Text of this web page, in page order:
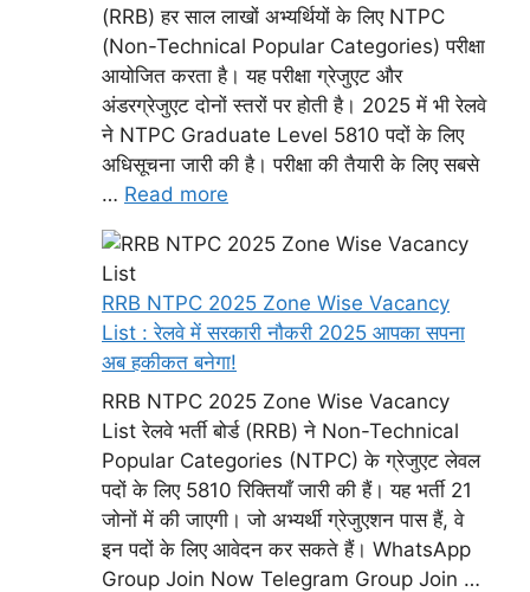
(RRB) हर साल लाखों अभ्यर्थियों के लिए NTPC
(Non-Technical Popular Categories) परीक्षा
आयोजित करता है। यह परीक्षा ग्रेजुएट और
अंडरग्रेजुएट दोनों स्तरों पर होती है। 2025 में भी रेलवे
ने NTPC Graduate Level 5810 पदों के लिए
अधिसूचना जारी की है। परीक्षा की तैयारी के लिए सबसे
… Read more
RRB NTPC 2025 Zone Wise Vacancy
List : रेलवे में सरकारी नौकरी 2025 आपका सपना
अब हकीकत बनेगा!
RRB NTPC 2025 Zone Wise Vacancy
List रेलवे भर्ती बोर्ड (RRB) ने Non-Technical
Popular Categories (NTPC) के ग्रेजुएट लेवल
पदों के लिए 5810 रिक्तियाँ जारी की हैं। यह भर्ती 21
जोनों में की जाएगी। जो अभ्यर्थी ग्रेजुएशन पास हैं, वे
इन पदों के लिए आवेदन कर सकते हैं। WhatsApp
Group Join Now Telegram Group Join …